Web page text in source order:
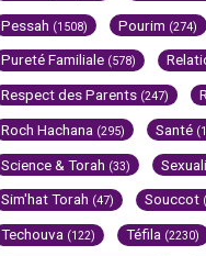
Pessah (1508) Pourim (274)
Pureté Familiale (578)
Respect des Parents (247)
Roch Hachana (295) Santé
Science & Torah (33)
Sim'hat Torah (47) Souccot
Techouva (122) Téfila (2230)